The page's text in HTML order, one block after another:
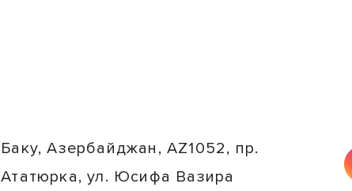
Баку, Азербайджан, AZ1052, пр.
Ататюрка, ул. Юсифа Вазира